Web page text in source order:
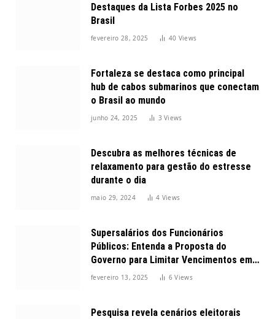
Destaques da Lista Forbes 2025 no
Brasil
fevereiro 28, 2025 40 Views
Fortaleza se destaca como principal
hub de cabos submarinos que conectam
o Brasil ao mundo
junho 24, 2025 3Views
Descubra as melhores técnicas de
relaxamento para gestão do estresse
durante o dia
maio 29, 2024 4 Views
Supersalários dos Funcionários
Públicos: Entenda a Proposta do
Governo para Limitar Vencimentos em
2025
fevereiro 13, 2025 6Views
Pesquisa revela cenários eleitorais